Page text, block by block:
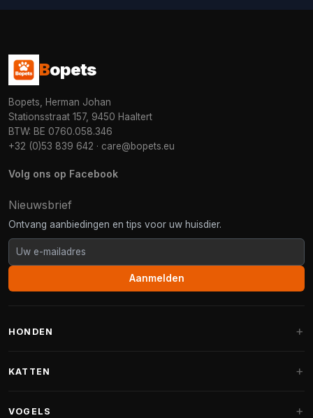
Bopets
Bopets, Herman Johan
Stationsstraat 157, 9450 Haaltert
BTW: BE 0760.058.346
+32 (0)53 839 642 · care@bopets.eu
Volg ons op Facebook
Nieuwsbrief
Ontvang aanbiedingen en tips voor uw huisdier.
Aanmelden
HONDEN
KATTEN
VOGELS